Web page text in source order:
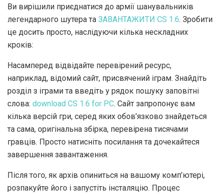
Ви вирішили приєднатися до армії шанувальників
легендарного шутера та ЗАВАНТАЖИТИ CS 1.6. Зробити
це досить просто, наслідуючи кілька нескладних
кроків:
Насамперед відвідайте перевірений ресурс,
наприклад, відомий сайт, присвячений іграм. Знайдіть
розділ з іграми та введіть у рядок пошуку заповітні
слова: download CS 1.6 for PC. Сайт запропонує вам
кілька версій гри, серед яких обов’язково знайдеться
та сама, оригінальна збірка, перевірена тисячами
гравців. Просто натисніть посилання та дочекайтеся
завершення завантаження.
Після того, як архів опиниться на вашому комп’ютері,
розпакуйте його і запустіть інсталяцію. Процес